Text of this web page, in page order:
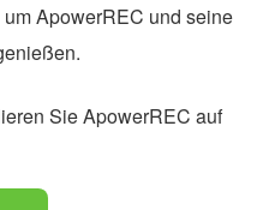
ApowerREC und seine
Sie ApowerREC auf